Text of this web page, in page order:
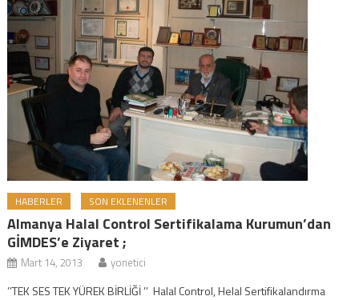
HABERLER SON EKLENENLER
Almanya Halal Control Sertifikalama Kurumun’dan
GİMDES’e Ziyaret ;
Mart 14, 2013 yonetici
’’TEK SES TEK YÜREK BİRLİĞİ ’’ Halal Control, Helal Sertifikalandırma